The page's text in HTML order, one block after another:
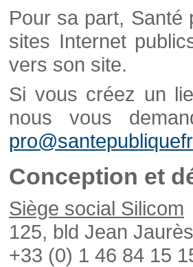
Pour sa part, Santé
sites Internet
vers son site.
Si vous créez un
nous vous
Conception et
Siège social Silicom
125, bld Jean
+33 (0) 1 46 84 15